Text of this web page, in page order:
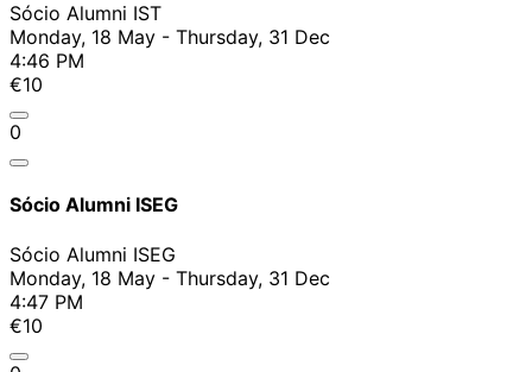
Sócio Alumni IST
Monday, 18 May - Thursday, 31 Dec
4:46 PM
€10
0
Sócio Alumni ISEG
Sócio Alumni ISEG
Monday, 18 May - Thursday, 31 Dec
4:47 PM
€10